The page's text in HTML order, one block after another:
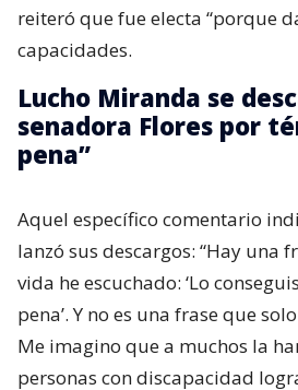
reiteró que fue electa “porque
capacidades.
Lucho Miranda se
senadora Flores por
pena”
Aquel específico comentario
lanzó sus descargos: “Hay una
vida he escuchado: ‘Lo
pena’. Y no es una frase que
Me imagino que a muchos la
personas con discapacidad